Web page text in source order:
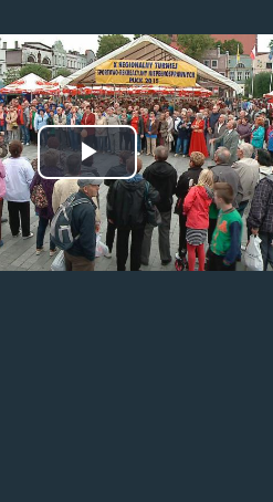
Odtwórz
wideo